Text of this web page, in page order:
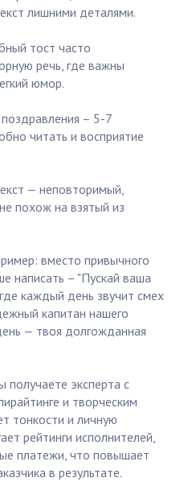
лишними деталями.
тост часто
речь, где важны
юмор.
– 5-7
читать и восприятие
— неповторимый,
похож на взятый из
вместо привычного
написать – "Пускай ваша
каждый день звучит смех
капитан нашего
— твоя долгожданная
получаете эксперта с
и творческим
тонкости и личную
рейтинги исполнителей,
платежи, что повышает
в результате.